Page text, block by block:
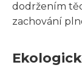
dodržením
zachování